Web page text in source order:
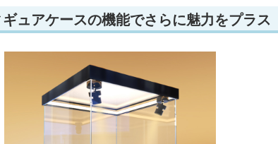
ギュアケースの機能でさらに魅力をプラス